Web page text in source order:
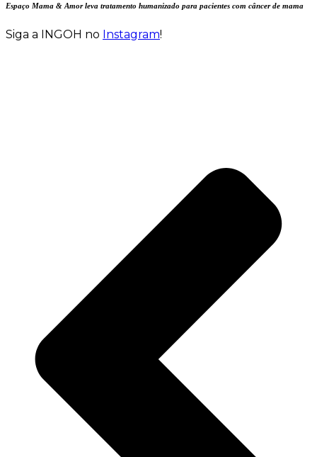
Espaço Mama & Amor leva tratamento humanizado para pacientes com câncer de mama
Siga a INGOH no Instagram!